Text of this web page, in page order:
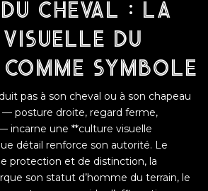
cheval : la
du
symbole
pas à son cheval ou à son chapeau
— posture droite, regard ferme,
incarne une **culture visuelle
détail renforce son autorité. Le
protection et de distinction, la
son statut d’homme du terrain, le